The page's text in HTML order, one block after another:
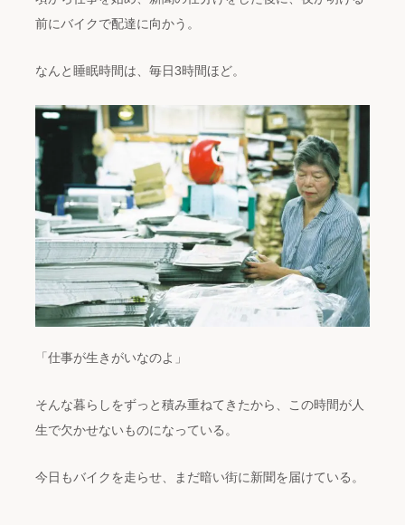
前にバイクで配達に向かう。
なんと睡眠時間は、毎日3時間ほど。
「仕事が生きがいなのよ」
そんな暮らしをずっと積み重ねてきたから、この時間が人
生で欠かせないものになっている。
今日もバイクを走らせ、まだ暗い街に新聞を届けている。